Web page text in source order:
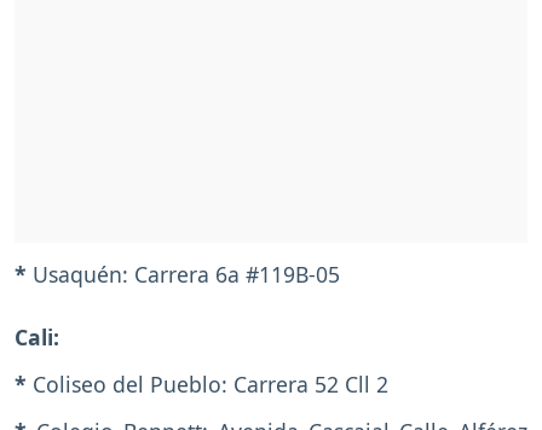
* Usaquén: Carrera 6a #119B-05
Cali:
* Coliseo del Pueblo: Carrera 52 Cll 2